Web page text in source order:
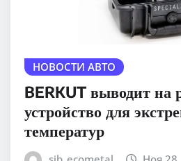
НОВОСТИ АВТО
BERKUT выводит на
устройство для
температур